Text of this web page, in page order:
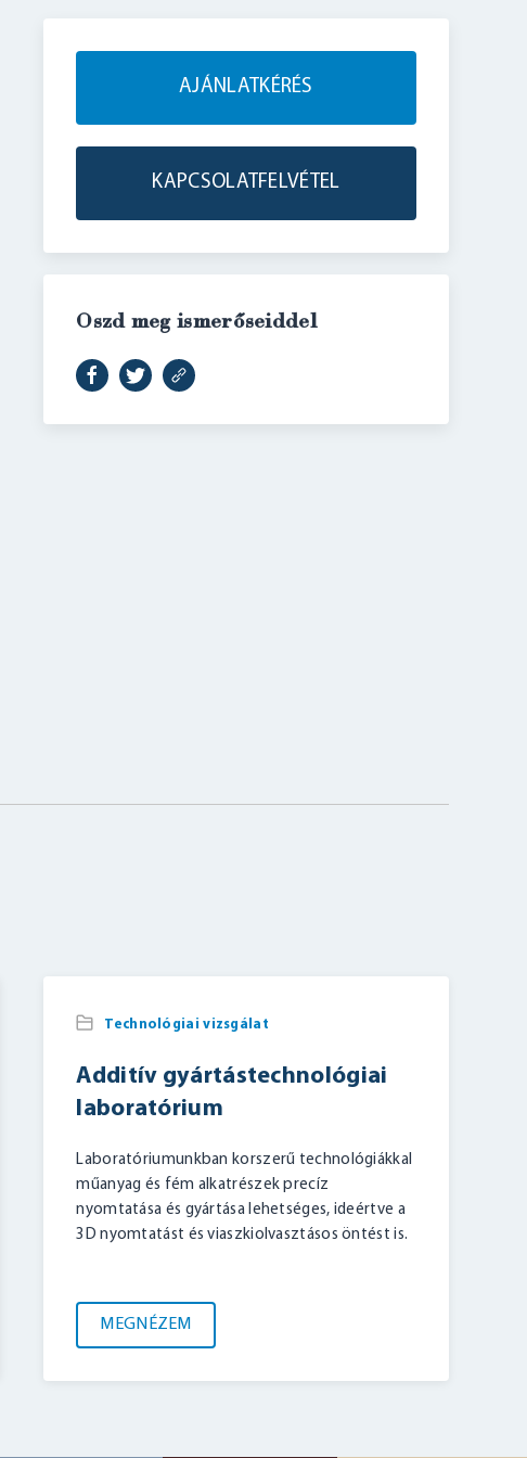
AJÁNLATKÉRÉS
KAPCSOLATFELVÉTEL
Oszd meg ismerőseiddel
Technológiai vizsgálat
Additív gyártástechnológiai
laboratórium
Laboratóriumunkban korszerű technológiákkal
műanyag és fém alkatrészek precíz
nyomtatása és gyártása lehetséges, ideértve a
3D nyomtatást és viaszkiolvasztásos öntést is.
MEGNÉZEM